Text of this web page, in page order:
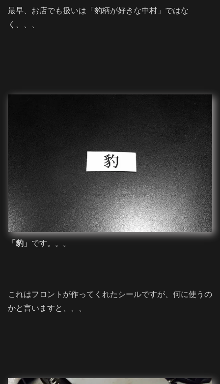
最早、お店でも扱いは「豹柄が好きな中村」ではな
く、、、
「豹」 です。。。
これはフロントが作ってくれたシールですが、何に使うの
かと言いますと、、、